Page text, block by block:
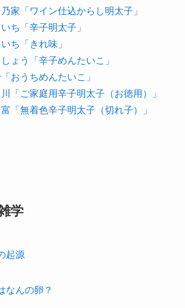
家「ワイン仕込からし明太子」
ち「辛子明太子」
ち「きれ味」
ょう「辛子めんたいこ」
おうちめんたいこ」
川「ご家庭用辛子明太子（お徳用）」
「無着色辛子明太子（切れ子）」
学
起源
なんの卵？